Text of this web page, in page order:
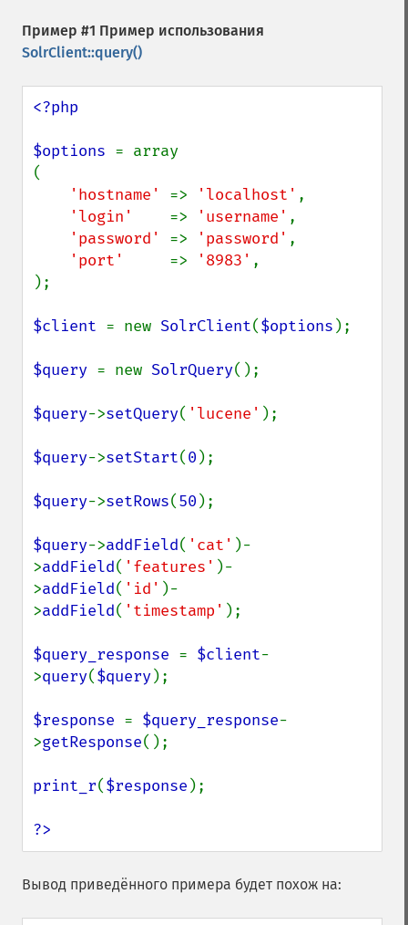
Пример #1 Пример использования
SolrClient::query()
<?php
$options = array
(
'hostname' => 'localhost' ,
'login' => 'username' ,
'password' => 'password' ,
'port' => '8983' ,
);
$client = new SolrClient($options );
$query = new SolrQuery();
$query->setQuery( 'lucene' );
$query->setStart(0 );
$query->setRows(50 );
$query->addField( 'cat' )-
>addField( 'features' )-
>addField( 'id' )-
>addField( 'timestamp' );
$query_response = $client-
>query($query);
$response = $query_response-
>getResponse();
print_r($response );
?>
Вывод приведённого примера будет похож на: